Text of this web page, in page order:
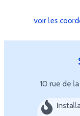
voir les
10 rue de